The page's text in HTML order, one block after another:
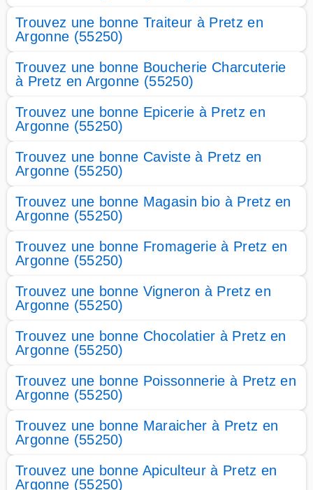
Trouvez une bonne Traiteur à Pretz en
Argonne (55250)
Trouvez une bonne Boucherie Charcuterie
à Pretz en Argonne (55250)
Trouvez une bonne Epicerie à Pretz en
Argonne (55250)
Trouvez une bonne Caviste à Pretz en
Argonne (55250)
Trouvez une bonne Magasin bio à Pretz en
Argonne (55250)
Trouvez une bonne Fromagerie à Pretz en
Argonne (55250)
Trouvez une bonne Vigneron à Pretz en
Argonne (55250)
Trouvez une bonne Chocolatier à Pretz en
Argonne (55250)
Trouvez une bonne Poissonnerie à Pretz en
Argonne (55250)
Trouvez une bonne Maraicher à Pretz en
Argonne (55250)
Trouvez une bonne Apiculteur à Pretz en
Argonne (55250)